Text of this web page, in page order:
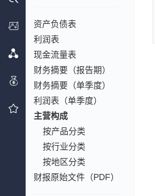
资产负债表
利润表
现金流量表
财务摘要（报告期）
财务摘要（单季度）
利润表（单季度）
主营构成
按产品分类
按行业分类
按地区分类
财报原始文件（PDF）